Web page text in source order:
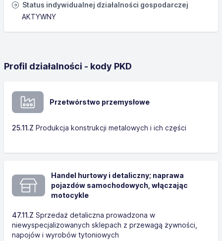
Status indywidualnej działalności gospodarczej
AKTYWNY
Profil działalności - kody PKD
Przetwórstwo przemysłowe
25.11.Z Produkcja konstrukcji metalowych i ich części
Handel hurtowy i detaliczny; naprawa
pojazdów samochodowych, włączając
motocykle
47.11.Z Sprzedaż detaliczna prowadzona w
niewyspecjalizowanych sklepach z przewagą żywności,
napojów i wyrobów tytoniowych